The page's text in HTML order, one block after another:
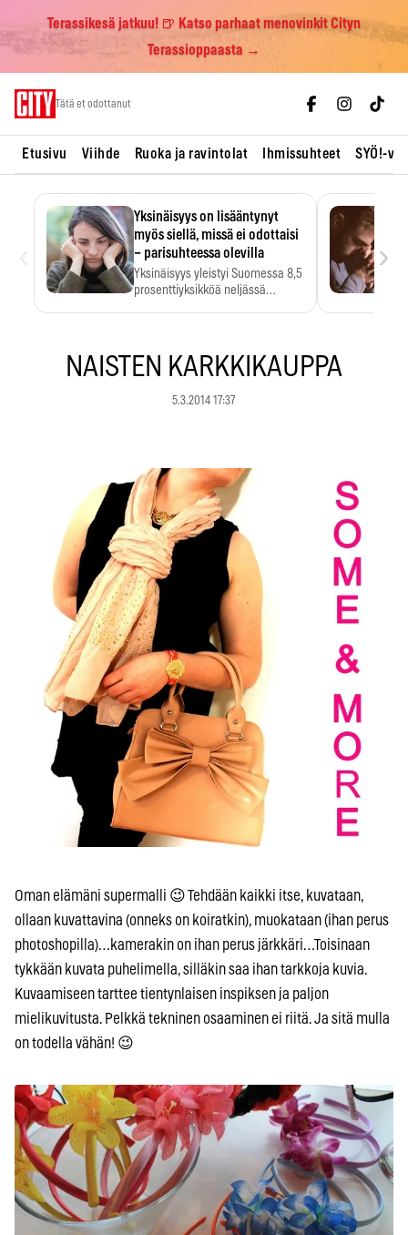
Terassikesä jatkuu! 🍺 Katso parhaat menovinkit Cityn
Terassioppaasta →
Tätä et odottanut
Etusivu Viihde Ruoka ja ravintolat Ihmissuhteet SYÖ!-
Yksinäisyys on lisääntynyt
myös siellä, missä ei odottaisi
– parisuhteessa olevilla
Yksinäisyys yleistyi Suomessa 8,5
prosenttiyksikköä neljässä
›
NAISTEN KARKKIKAUPPA
5.3.2014 17:37
Oman elämäni supermalli 😉 Tehdään kaikki itse, kuvataan,
ollaan kuvattavina (onneks on koiratkin), muokataan (ihan perus
photoshopilla)…kamerakin on ihan perus järkkäri…Toisinaan
tykkään kuvata puhelimella, silläkin saa ihan tarkkoja kuvia.
Kuvaamiseen tarttee tientynlaisen inspiksen ja paljon
mielikuvitusta. Pelkkä tekninen osaaminen ei riitä. Ja sitä mulla
on todella vähän! 😉